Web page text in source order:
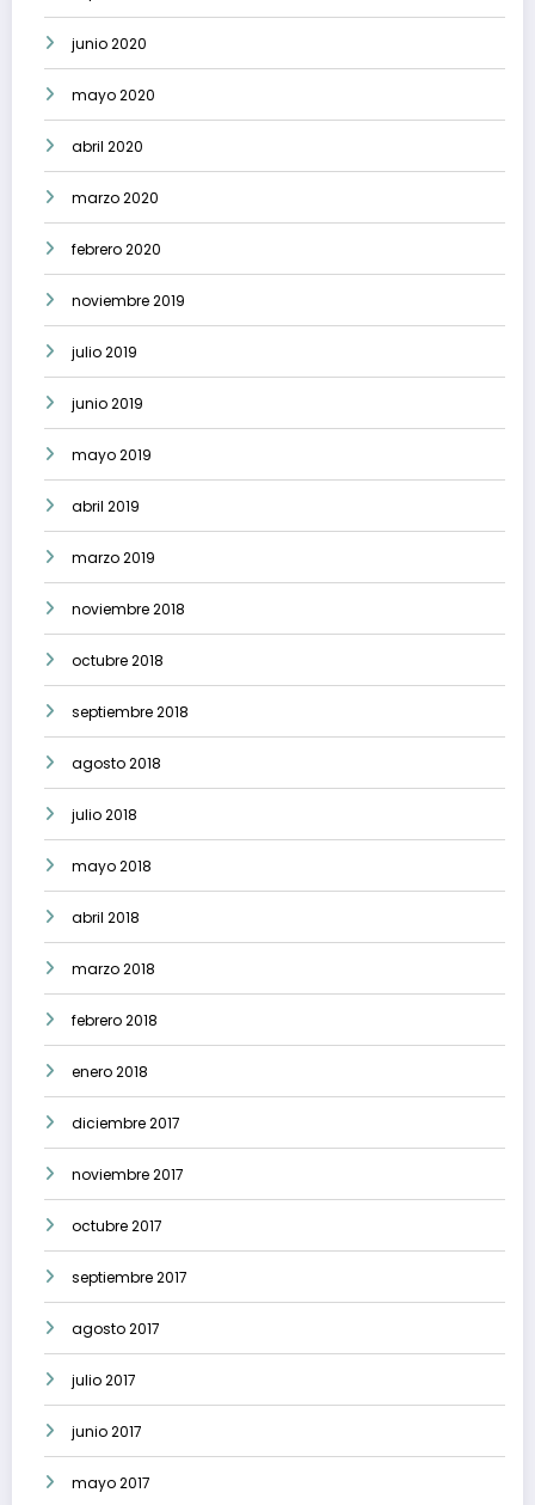
junio 2020
mayo 2020
abril 2020
marzo 2020
febrero 2020
noviembre 2019
julio 2019
junio 2019
mayo 2019
abril 2019
marzo 2019
noviembre 2018
octubre 2018
septiembre 2018
agosto 2018
julio 2018
mayo 2018
abril 2018
marzo 2018
febrero 2018
enero 2018
diciembre 2017
noviembre 2017
octubre 2017
septiembre 2017
agosto 2017
julio 2017
junio 2017
mayo 2017